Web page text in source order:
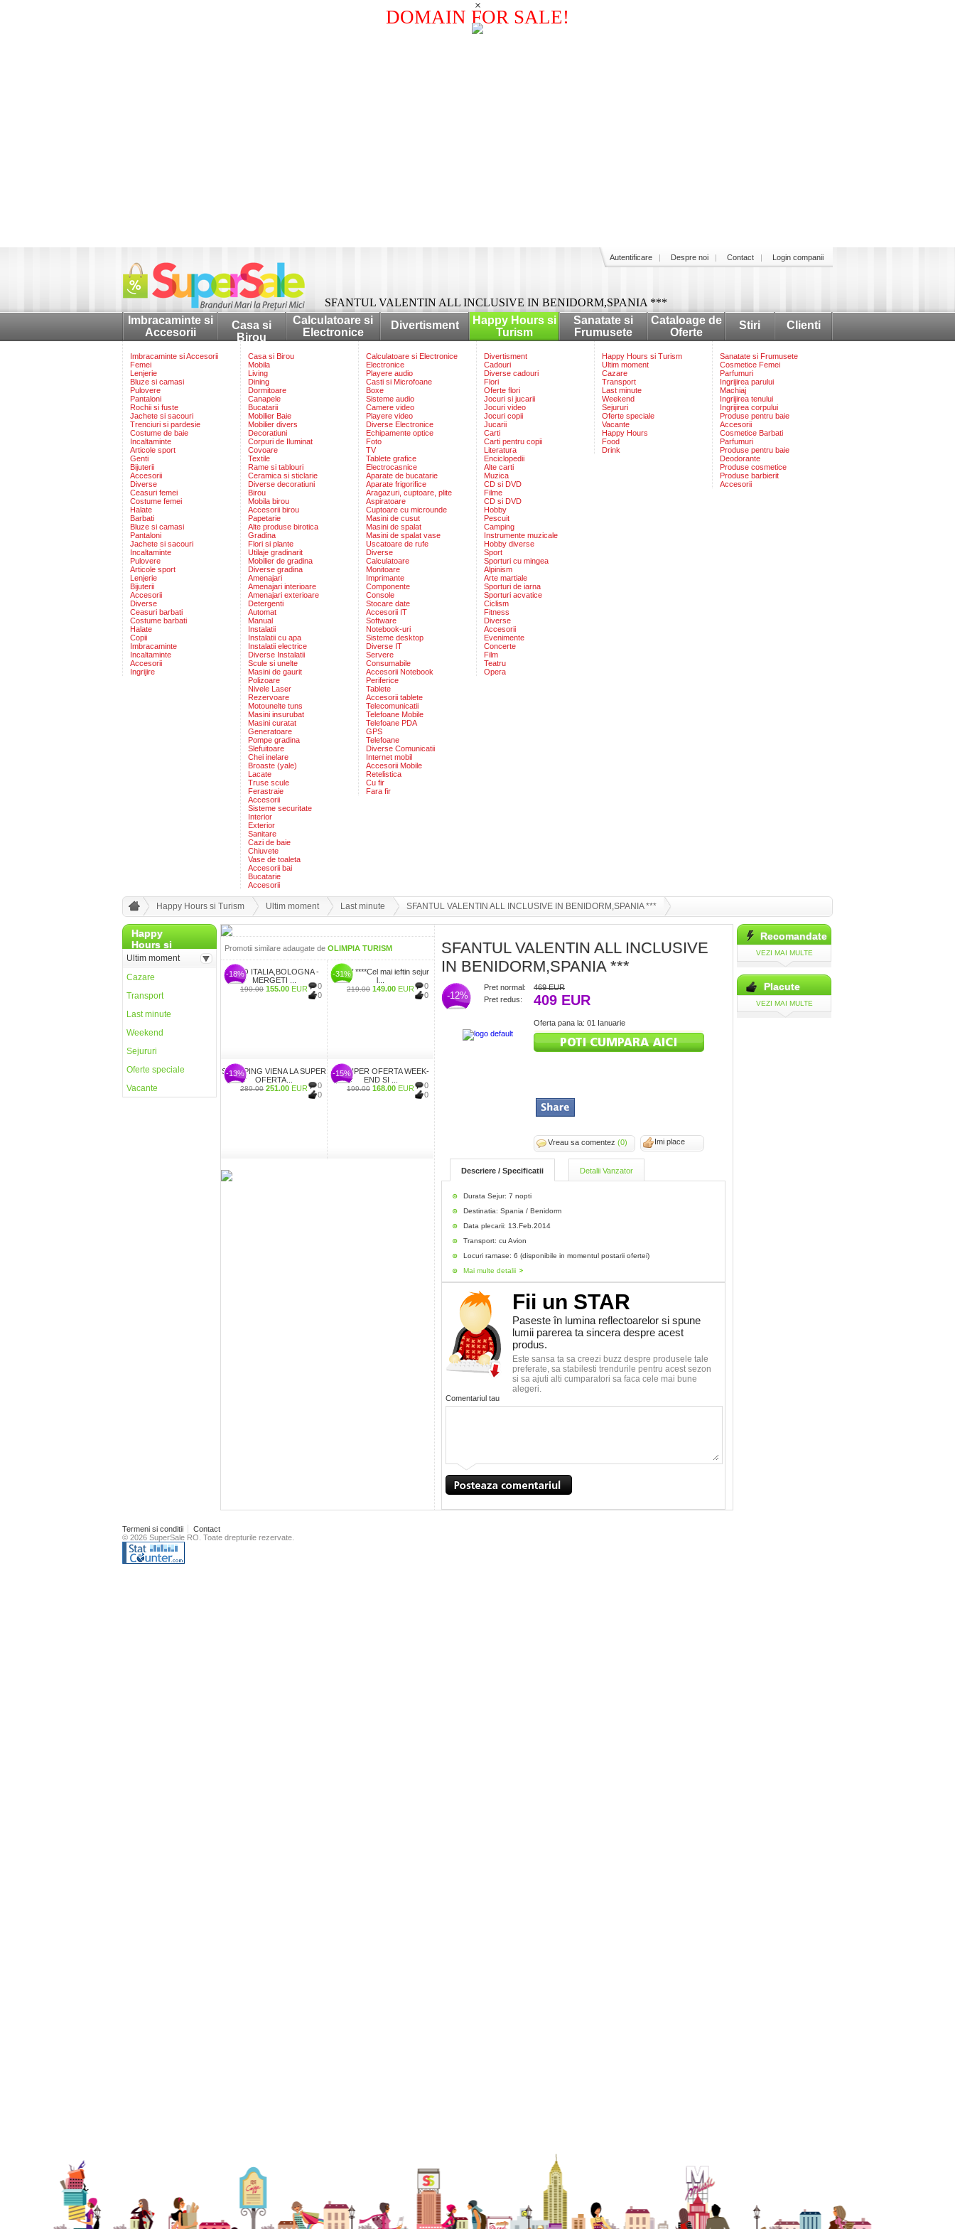
×
DOMAIN FOR SALE!
SFANTUL VALENTIN ALL INCLUSIVE IN BENIDORM,SPANIA ***
Autentificare Despre noi Contact Login companii
Imbracaminte si
Accesorii
Casa si
Birou
Calculatoare si
Electronice
Divertisment
Happy Hours si
Turism
Sanatate si
Frumusete
Cataloage de
Oferte
Stiri Clienti
Imbracaminte si Accesorii
Femei
Lenjerie
Bluze si camasi
Pulovere
Pantaloni
Rochii si fuste
Jachete si sacouri
Trenciuri si pardesie
Costume de baie
Incaltaminte
Articole sport
Genti
Bijuterii
Accesorii
Diverse
Ceasuri femei
Costume femei
Halate
Barbati
Bluze si camasi
Pantaloni
Jachete si sacouri
Incaltaminte
Pulovere
Articole sport
Lenjerie
Bijuterii
Accesorii
Diverse
Ceasuri barbati
Costume barbati
Halate
Copii
Imbracaminte
Incaltaminte
Accesorii
Ingrijire
Casa si Birou
Mobila
Living
Dining
Dormitoare
Canapele
Bucatarii
Mobilier Baie
Mobilier divers
Decoratiuni
Corpuri de Iluminat
Covoare
Textile
Rame si tablouri
Ceramica si sticlarie
Diverse decoratiuni
Birou
Mobila birou
Accesorii birou
Papetarie
Alte produse birotica
Gradina
Flori si plante
Utilaje gradinarit
Mobilier de gradina
Diverse gradina
Amenajari
Amenajari interioare
Amenajari exterioare
Detergenti
Automat
Manual
Instalatii
Instalatii cu apa
Instalatii electrice
Diverse Instalatii
Scule si unelte
Masini de gaurit
Polizoare
Nivele Laser
Rezervoare
Motounelte tuns
Masini insurubat
Masini curatat
Generatoare
Pompe gradina
Slefuitoare
Chei inelare
Broaste (yale)
Lacate
Truse scule
Ferastraie
Accesorii
Sisteme securitate
Interior
Exterior
Sanitare
Cazi de baie
Chiuvete
Vase de toaleta
Accesorii bai
Bucatarie
Accesorii
Calculatoare si Electronice
Electronice
Playere audio
Casti si Microfoane
Boxe
Sisteme audio
Camere video
Playere video
Diverse Electronice
Echipamente optice
Foto
TV
Tablete grafice
Electrocasnice
Aparate de bucatarie
Aparate frigorifice
Aragazuri, cuptoare, plite
Aspiratoare
Cuptoare cu microunde
Masini de cusut
Masini de spalat
Masini de spalat vase
Uscatoare de rufe
Diverse
Calculatoare
Monitoare
Imprimante
Componente
Console
Stocare date
Accesorii IT
Software
Notebook-uri
Sisteme desktop
Diverse IT
Servere
Consumabile
Accesorii Notebook
Periferice
Tablete
Accesorii tablete
Telecomunicatii
Telefoane Mobile
Telefoane PDA
GPS
Telefoane
Diverse Comunicatii
Internet mobil
Accesorii Mobile
Retelistica
Cu fir
Fara fir
Divertisment
Cadouri
Diverse cadouri
Flori
Oferte flori
Jocuri si jucarii
Jocuri video
Jocuri copii
Jucarii
Carti
Carti pentru copii
Literatura
Enciclopedii
Alte carti
Muzica
CD si DVD
Filme
CD si DVD
Hobby
Pescuit
Camping
Instrumente muzicale
Hobby diverse
Sport
Sporturi cu mingea
Alpinism
Arte martiale
Sporturi de iarna
Sporturi acvatice
Ciclism
Fitness
Diverse
Accesorii
Evenimente
Concerte
Film
Teatru
Opera
Happy Hours si Turism
Ultim moment
Cazare
Transport
Last minute
Weekend
Sejururi
Oferte speciale
Vacante
Happy Hours
Food
Drink
Sanatate si Frumusete
Cosmetice Femei
Parfumuri
Ingrijirea parului
Machiaj
Ingrijirea tenului
Ingrijirea corpului
Produse pentru baie
Accesorii
Cosmetice Barbati
Parfumuri
Produse pentru baie
Deodorante
Produse cosmetice
Produse barbierit
Accesorii
Happy Hours si Turism Ultim moment Last minute SFANTUL VALENTIN ALL INCLUSIVE IN BENIDORM,SPANIA ***
Promotii similare adaugate de OLIMPIA TURISM
-18%
0
0
CIAO ITALIA,BOLOGNA -
MERGETI ...
190.00 155.00 EUR
-31%
0
0
WOW ****Cel mai ieftin sejur
l...
219.00 149.00 EUR
-13%
0
0
SHOPPING VIENA LA SUPER
OFERTA...
289.00 251.00 EUR
-15%
0
0
****SUPER OFERTA WEEK-
END SI ...
199.00 168.00 EUR
SFANTUL VALENTIN ALL INCLUSIVE
IN BENIDORM,SPANIA ***
-12%
Pret normal:
469 EUR
Pret redus:
409 EUR
Oferta pana la: 01 Ianuarie
Vreau sa comentez (0) Imi place
Descriere / Specificatii
Durata Sejur: 7 nopti
Destinatia: Spania / Benidorm
Data plecarii: 13.Feb.2014
Transport: cu Avion
Locuri ramase: 6 (disponibile in momentul postarii ofertei)
Mai multe detalii
Detalii Vanzator
Fii un STAR
Paseste în lumina reflectoarelor si spune
lumii parerea ta sincera despre acest
produs.
Este sansa ta sa creezi buzz despre produsele tale
preferate, sa stabilesti trendurile pentru acest sezon
si sa ajuti alti cumparatori sa faca cele mai bune
alegeri.
Comentariul tau
Happy
Hours si
Ultim moment
Cazare
Transport
Last minute
Weekend
Sejururi
Oferte speciale
Vacante
Recomandate
VEZI MAI MULTE
Placute
VEZI MAI MULTE
Termeni si conditii
Contact
© 2026 SuperSale RO. Toate drepturile rezervate.